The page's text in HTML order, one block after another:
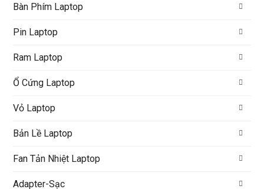
Bàn Phím Laptop
Pin Laptop
Ram Laptop
Ổ Cứng Laptop
Vỏ Laptop
Bản Lề Laptop
Fan Tản Nhiệt Laptop
Adapter-Sạc